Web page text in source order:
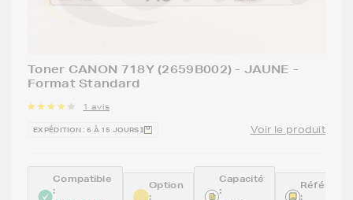
Toner CANON 718Y (2659B002) - JAUNE -
Format Standard
1 avis
EXPÉDITION : 6 À 15 JOURS Voir le produit
Compatible
:
Option
:
Capacité
:
: